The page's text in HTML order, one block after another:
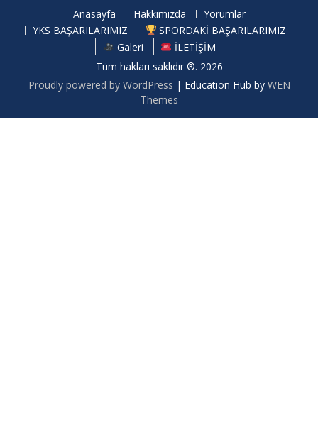
Anasayfa Hakkımızda
Yorumlar
YKS BAŞARILARIMIZ
SPORDAKİ BAŞARILARIMIZ
Galeri
İLETİŞİM
Tüm hakları saklıdır ®. 2026
Proudly powered by WordPress | Education Hub by WEN
Themes